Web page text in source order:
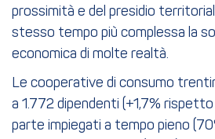
prossimità e del presidio
stesso tempo più complessa la
economica di molte realtà.
Le cooperative di consumo
a 1.772 dipendenti (+1,7%
parte impiegati a tempo pieno